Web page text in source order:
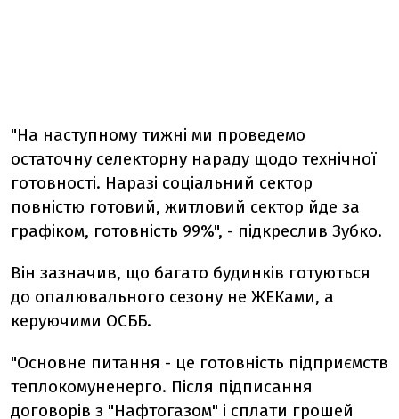
"На наступному тижні ми проведемо
остаточну селекторну нараду щодо технічної
готовності. Наразі соціальний сектор
повністю готовий, житловий сектор йде за
графіком, готовність 99%", - підкреслив Зубко.
Він зазначив, що багато будинків готуються
до опалювального сезону не ЖЕКами, а
керуючими ОСББ.
"Основне питання - це готовність підприємств
теплокомуненерго. Після підписання
договорів з "Нафтогазом" і сплати грошей